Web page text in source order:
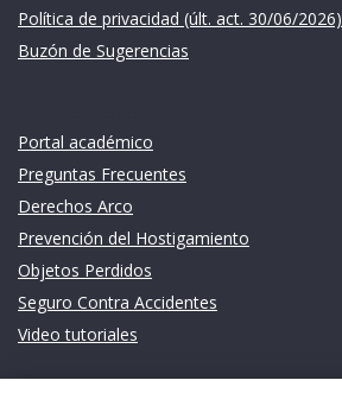
Política de privacidad (últ. act. 30/06/2026)
Buzón de Sugerencias
Portal académico
Preguntas Frecuentes
Derechos Arco
Prevención del Hostigamiento
Objetos Perdidos
Seguro Contra Accidentes
Video tutoriales